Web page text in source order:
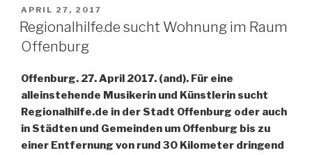
VERÖFFENTLICHT
AM
APRIL 27, 2017
Regionalhilfe.de sucht Wohnung im Raum
Offenburg
Offenburg. 27. April 2017. (and). Für eine
alleinstehende Musikerin und Künstlerin sucht
Regionalhilfe.de in der Stadt Offenburg oder auch
in Städten und Gemeinden um Offenburg bis zu
einer Entfernung von rund 30 Kilometer dringend